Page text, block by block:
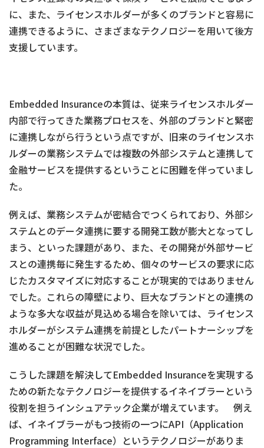
に、また、ライセンスホルダーが多くのブランドと容易に
連携できるように、さまざまなテクノロジーを用いて後方
支援しています。
Embedded Insuranceの本質は、従来ライセンスホルダー
内部で行ってきた業務プロセスを、外部のブランドと緊密
に連携しながら行うという点ですが、旧来のライセンスホ
ルダーの業務システムでは複数の外部システムと連携して
金融サービスを提供するということに困難を伴っていまし
た。
例えば、業務システムが密結合でつくられており、外部シ
ステムとのデータ連携に要する開発工数が膨大となってし
まう、といった課題があり、また、その開発が外部サービ
スとの連携毎に発生するため、個々のサービスの要求に応
じたカスタマイズに対応することが現実的ではありません
でした。これらの障壁により、巨大なブランドとの連携の
ような多大な収益が見込める場合を除いては、ライセンス
ホルダーがシステム連携を前提としたパートナーシップを
進めることが困難な状況でした。
こうした課題を解決してEmbedded Insuranceを実現する
ための新たなテクノロジーを提供するイネイブラーという
役割を担うインシュアテック企業が増えています。 例え
ば、イネイブラーがもつ技術の一つにAPI（Application
Programming Interface）というテクノロジーがありま